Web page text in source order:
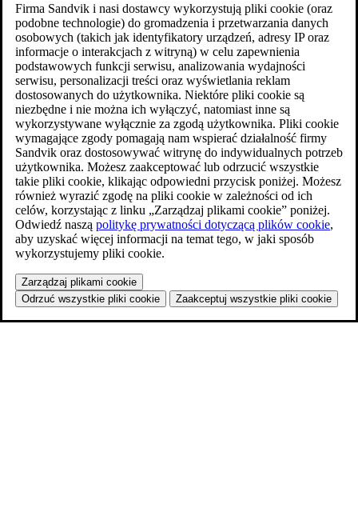
Firma Sandvik i nasi dostawcy wykorzystują pliki cookie (oraz
podobne technologie) do gromadzenia i przetwarzania danych
osobowych (takich jak identyfikatory urządzeń, adresy IP oraz
informacje o interakcjach z witryną) w celu zapewnienia
podstawowych funkcji serwisu, analizowania wydajności
serwisu, personalizacji treści oraz wyświetlania reklam
dostosowanych do użytkownika. Niektóre pliki cookie są
niezbędne i nie można ich wyłączyć, natomiast inne są
wykorzystywane wyłącznie za zgodą użytkownika. Pliki cookie
wymagające zgody pomagają nam wspierać działalność firmy
Sandvik oraz dostosowywać witrynę do indywidualnych potrzeb
użytkownika. Możesz zaakceptować lub odrzucić wszystkie
takie pliki cookie, klikając odpowiedni przycisk poniżej. Możesz
również wyrazić zgodę na pliki cookie w zależności od ich
celów, korzystając z linku „Zarządzaj plikami cookie” poniżej.
Odwiedź naszą politykę prywatności dotyczącą plików cookie,
aby uzyskać więcej informacji na temat tego, w jaki sposób
wykorzystujemy pliki cookie.
Zarządzaj plikami cookie
Odrzuć wszystkie pliki cookie
Zaakceptuj wszystkie pliki cookie